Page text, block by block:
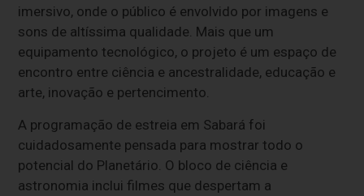
imersivo, onde o público é envolvido por imagens e
sons de altíssima qualidade. Mais que um
equipamento tecnológico, o projeto é um espaço de
encontro entre ciência e ancestralidade, educação e
arte, inovação e pertencimento.
A programação de estreia em Sabará foi
cuidadosamente pensada para mostrar todo o
potencial do Planetário. O bloco de ciência e
astronomia inclui filmes que despertam a